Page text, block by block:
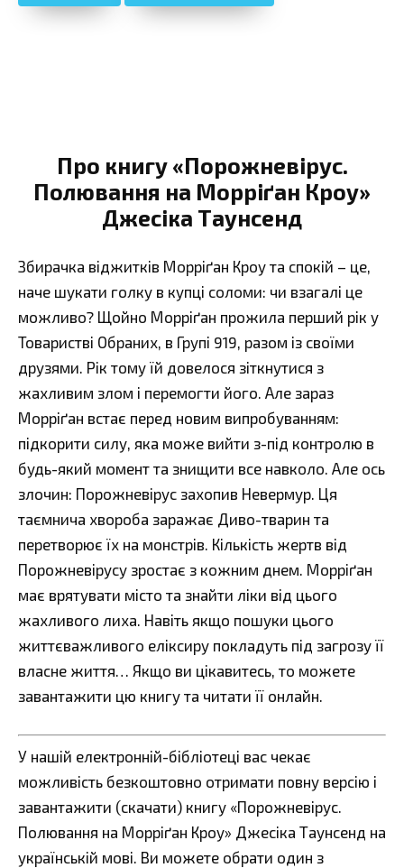
Про книгу «Порожневірус.
Полювання на Морріґан Кроу»
Джесіка Таунсенд
Збирачка віджитків Морріґан Кроу та спокій – це,
наче шукати голку в купці соломи: чи взагалі це
можливо? Щойно Морріґан прожила перший рік у
Товаристві Обраних, в Групі 919, разом із своїми
друзями. Рік тому їй довелося зіткнутися з
жахливим злом і перемогти його. Але зараз
Морріґан встає перед новим випробуванням:
підкорити силу, яка може вийти з-під контролю в
будь-який момент та знищити все навколо. Але ось
злочин: Порожневірус захопив Невермур. Ця
таємнича хвороба заражає Диво-тварин та
перетворює їх на монстрів. Кількість жертв від
Порожневірусу зростає з кожним днем. Морріґан
має врятувати місто та знайти ліки від цього
жахливого лиха. Навіть якщо пошуки цього
життєважливого еліксиру покладуть під загрозу її
власне життя… Якщо ви цікавитесь, то можете
завантажити цю книгу та читати її онлайн.
У нашій електронній-бібліотеці вас чекає
можливість безкоштовно отримати повну версію і
завантажити (скачати) книгу «Порожневірус.
Полювання на Морріґан Кроу» Джесіка Таунсенд на
українській мові. Ви можете обрати один з